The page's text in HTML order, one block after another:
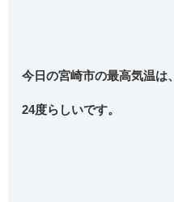
今日の宮崎市の最高気温は、
24度らしいです。